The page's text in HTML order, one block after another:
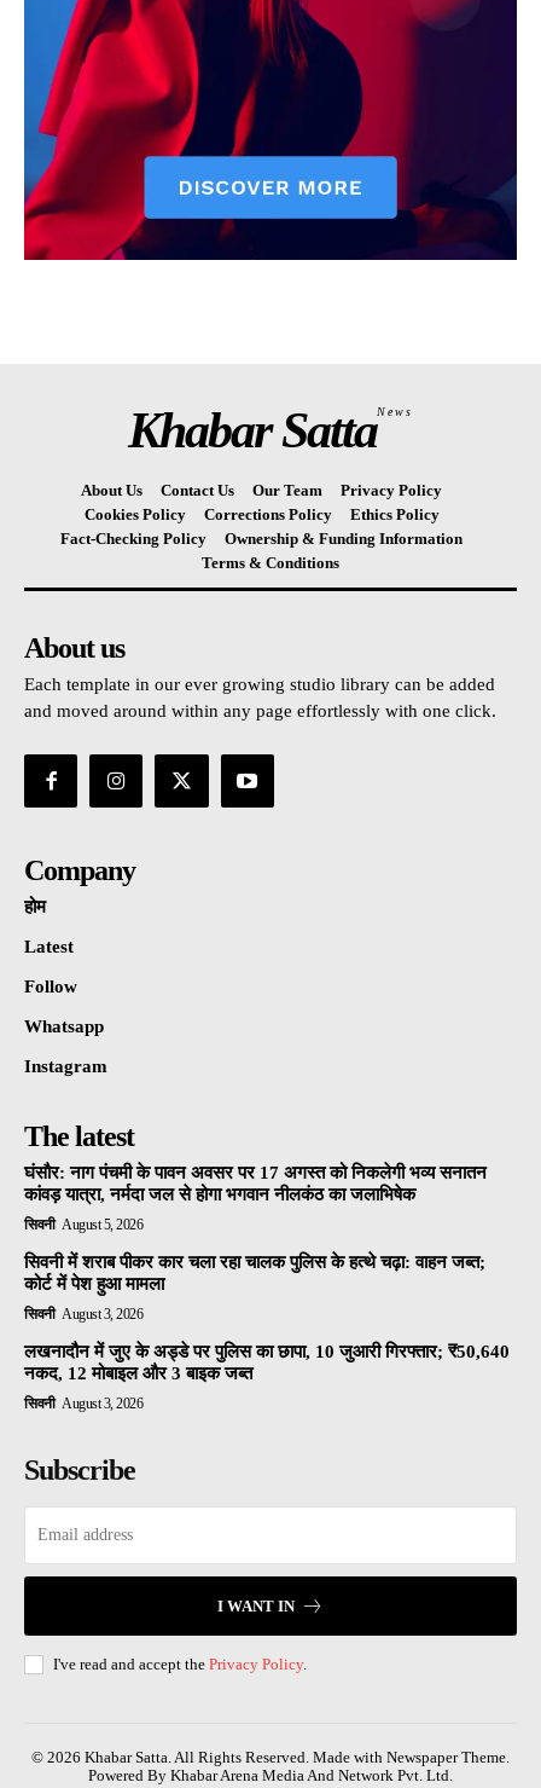
Khabar SattaNews
About Us Contact Us Our Team
Privacy Policy
Cookies Policy
Corrections Policy
Ethics Policy
Fact-Checking Policy
Ownership & Funding Information
Terms & Conditions
About us
Each template in our ever growing studio library can be added
and moved around within any page effortlessly with one click.
Company
होम
Latest
Follow
Whatsapp
Instagram
The latest
घंसौर: नाग पंचमी के पावन अवसर पर 17 अगस्त को निकलेगी भव्य सनातन
कांवड़ यात्रा, नर्मदा जल से होगा भगवान नीलकंठ का जलाभिषेक
सिवनी August 5, 2026
सिवनी में शराब पीकर कार चला रहा चालक पुलिस के हत्थे चढ़ा: वाहन जब्त;
कोर्ट में पेश हुआ मामला
सिवनी August 3, 2026
लखनादौन में जुए के अड्डे पर पुलिस का छापा, 10 जुआरी गिरफ्तार; ₹50,640
नकद, 12 मोबाइल और 3 बाइक जब्त
सिवनी August 3, 2026
Subscribe
I WANT IN
I've read and accept the Privacy Policy.
© 2026 Khabar Satta. All Rights Reserved. Made with Newspaper Theme.
Powered By Khabar Arena Media And Network Pvt. Ltd.